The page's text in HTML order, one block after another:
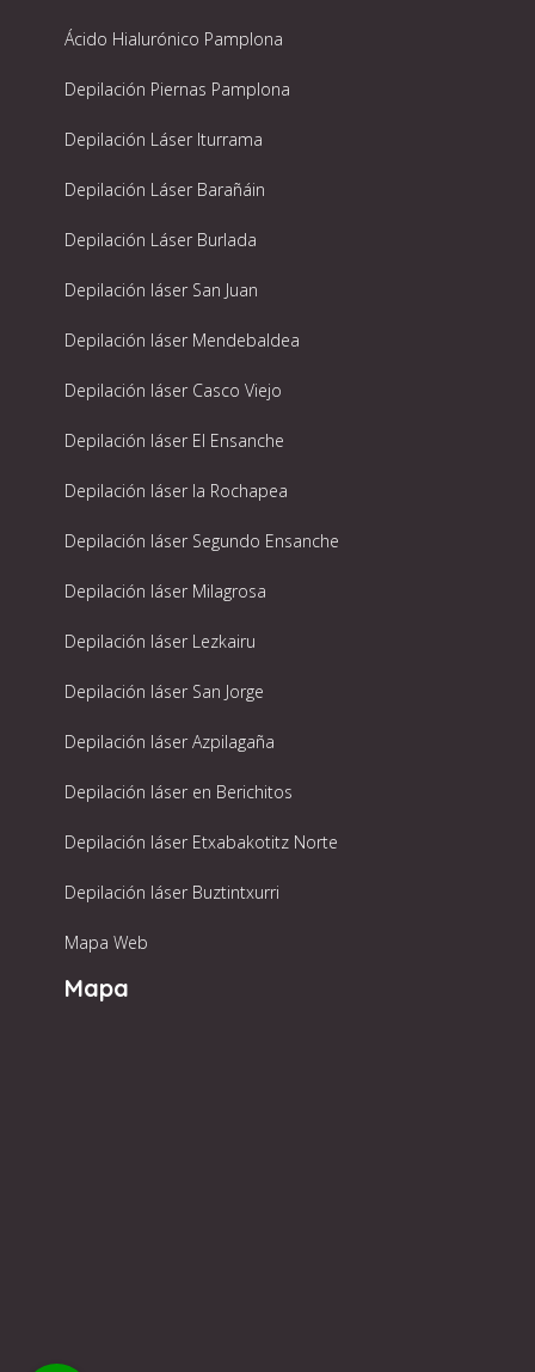
Ácido Hialurónico Pamplona
Depilación Piernas Pamplona
Depilación Láser Iturrama
Depilación Láser Barañáin
Depilación Láser Burlada
Depilación láser San Juan
Depilación láser Mendebaldea
Depilación láser Casco Viejo
Depilación láser El Ensanche
Depilación láser la Rochapea
Depilación láser Segundo Ensanche
Depilación láser Milagrosa
Depilación láser Lezkairu
Depilación láser San Jorge
Depilación láser Azpilagaña
Depilación láser en Berichitos
Depilación láser Etxabakotitz Norte
Depilación láser Buztintxurri
Mapa Web
Mapa